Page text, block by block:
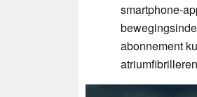
smartphone-
abonnement